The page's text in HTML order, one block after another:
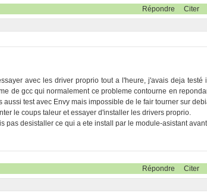
Répondre Citer
avec les driver proprio tout a l'heure, j'avais deja
de gcc qui normalement ce probleme contourne en
aussi test avec Envy mais impossible de le fair tourner sur
le coups taleur et essayer d'installer les drivers proprio.
pas desistaller ce qui a ete install par le module-asistant
Répondre Citer